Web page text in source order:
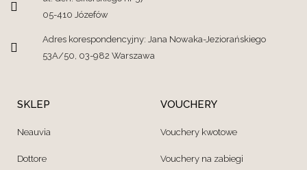
05-410 Józefów
Adres korespondencyjny: Jana Nowaka-Jeziorańskiego
53A/50, 03-982 Warszawa
SKLEP
Neauvia
Dottore
VOUCHERY
Vouchery kwotowe
Vouchery na zabiegi